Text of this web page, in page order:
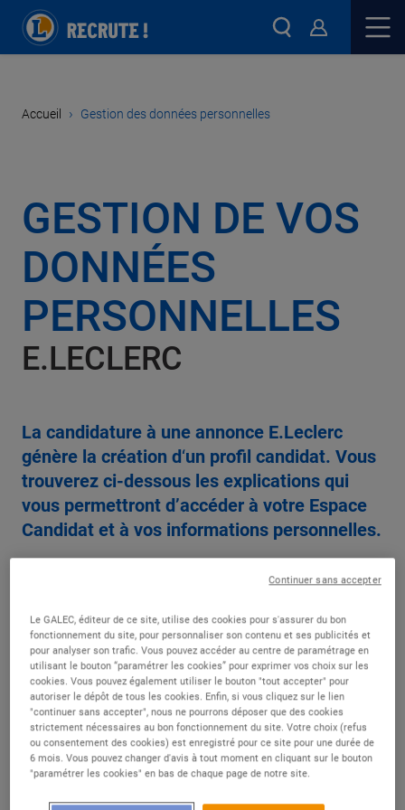
Accueil › Gestion des données personnelles
GESTION DE VOS
DONNÉES
PERSONNELLES
E.LECLERC
La candidature à une annonce E.Leclerc
génère la création d‘un profil candidat. Vous
trouverez ci-dessous les explications qui
vous permettront d’accéder à votre Espace
Candidat et à vos informations personnelles.
Accéder à votre espace
candidat
Pour accéder à votreespace candidatet suivre vos
candidatures, cliquez sur le lien “Vous avez oublié le mot
de passe / Vous souhaitez créer un mot de passe ?”
Le GALEC, éditeur de ce site, utilise des cookies pour s'assurer du bon
fonctionnement du site, pour personnaliser son contenu et ses publicités et
pour analyser son trafic. Vous pouvez accéder au centre de paramétrage en
utilisant le bouton “paramétrer les cookies” pour exprimer vos choix sur les
cookies. Vous pouvez également utiliser le bouton "tout accepter" pour
autoriser le dépôt de tous les cookies. Enfin, si vous cliquez sur le lien
"continuer sans accepter", nous ne pourrons déposer que des cookies
strictement nécessaires au bon fonctionnement du site. Votre choix (refus
ou consentement des cookies) est enregistré pour ce site pour une durée de
6 mois. Vous pouvez changer d'avis à tout moment en cliquant sur le bouton
"paramétrer les cookies" en bas de chaque page de notre site.
Continuer sans accepter